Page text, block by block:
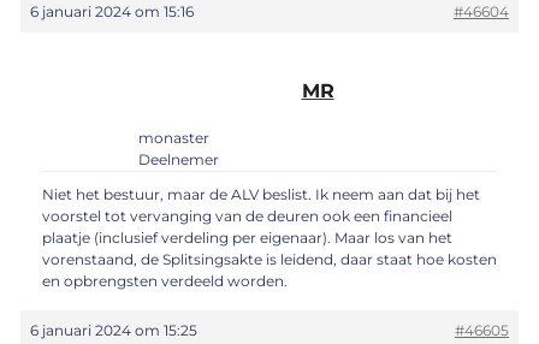
6 januari 2024 om 15:16 #46604
MR
monaster
Deelnemer
Niet het bestuur, maar de ALV beslist. Ik neem aan dat bij het
voorstel tot vervanging van de deuren ook een financieel
plaatje (inclusief verdeling per eigenaar). Maar los van het
vorenstaand, de Splitsingsakte is leidend, daar staat hoe kosten
en opbrengsten verdeeld worden.
6 januari 2024 om 15:25 #46605